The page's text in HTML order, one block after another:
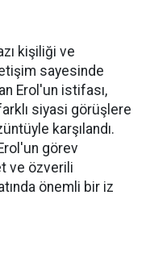
kişiliği ve
sayesinde
Erol'un istifası,
siyasi görüşlere
karşılandı.
görev
ve özverili
önemli bir iz